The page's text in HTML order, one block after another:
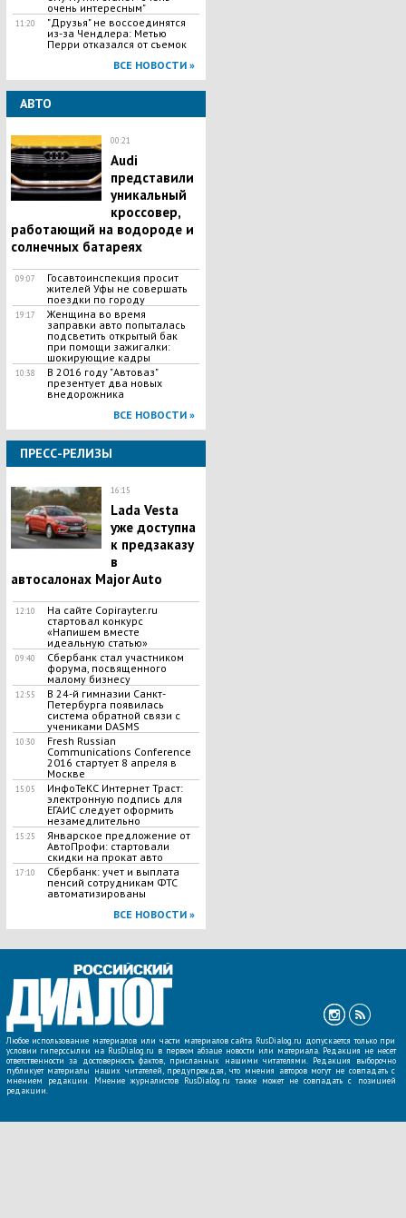
очень интересным"
11:20
"Друзья" не воссоединятся
из-за Чендлера: Метью
Перри отказался от съемок
ВСЕ НОВОСТИ »
АВТО
00:21
Audi
представили
уникальный
кроссовер,
работающий на водороде и
солнечных батареях
09:07
Госавтоинспекция просит
жителей Уфы не совершать
поездки по городу
19:17
Женщина во время
заправки авто попыталась
подсветить открытый бак
при помощи зажигалки:
шокирующие кадры
10:38
В 2016 году "Автоваз"
презентует два новых
внедорожника
ВСЕ НОВОСТИ »
ПРЕСС-РЕЛИЗЫ
16:15
Lada Vesta
уже доступна
к предзаказу
в
автосалонах Major Auto
12:10
На сайте Copirayter.ru
стартовал конкурс
«Напишем вместе
идеальную статью»
09:40
Сбербанк стал участником
форума, посвященного
малому бизнесу
12:55
В 24-й гимназии Санкт-
Петербурга появилась
система обратной связи с
учениками DASMS
10:30
Fresh Russian
Communications Conference
2016 стартует 8 апреля в
Москве
15:05
ИнфоТеКС Интернет Траст:
электронную подпись для
ЕГАИС следует оформить
незамедлительно
15:25
Январское предложение от
АвтоПрофи: стартовали
скидки на прокат авто
17:10
Сбербанк: учет и выплата
пенсий сотрудникам ФТС
автоматизированы
ВСЕ НОВОСТИ »
Любое использование материалов или части материалов сайта RusDialog.ru допускается только при
условии гиперссылки на RusDialog.ru в первом абзаце новости или материала. Редакция не несет
ответственности за достоверность фактов, присланных нашими читателями. Редакция выборочно
публикует материалы наших читателей, предупреждая, что мнения авторов могут не совпадать с
мнением редакции. Мнение журналистов RusDialog.ru также может не совпадать с позицией
редакции.